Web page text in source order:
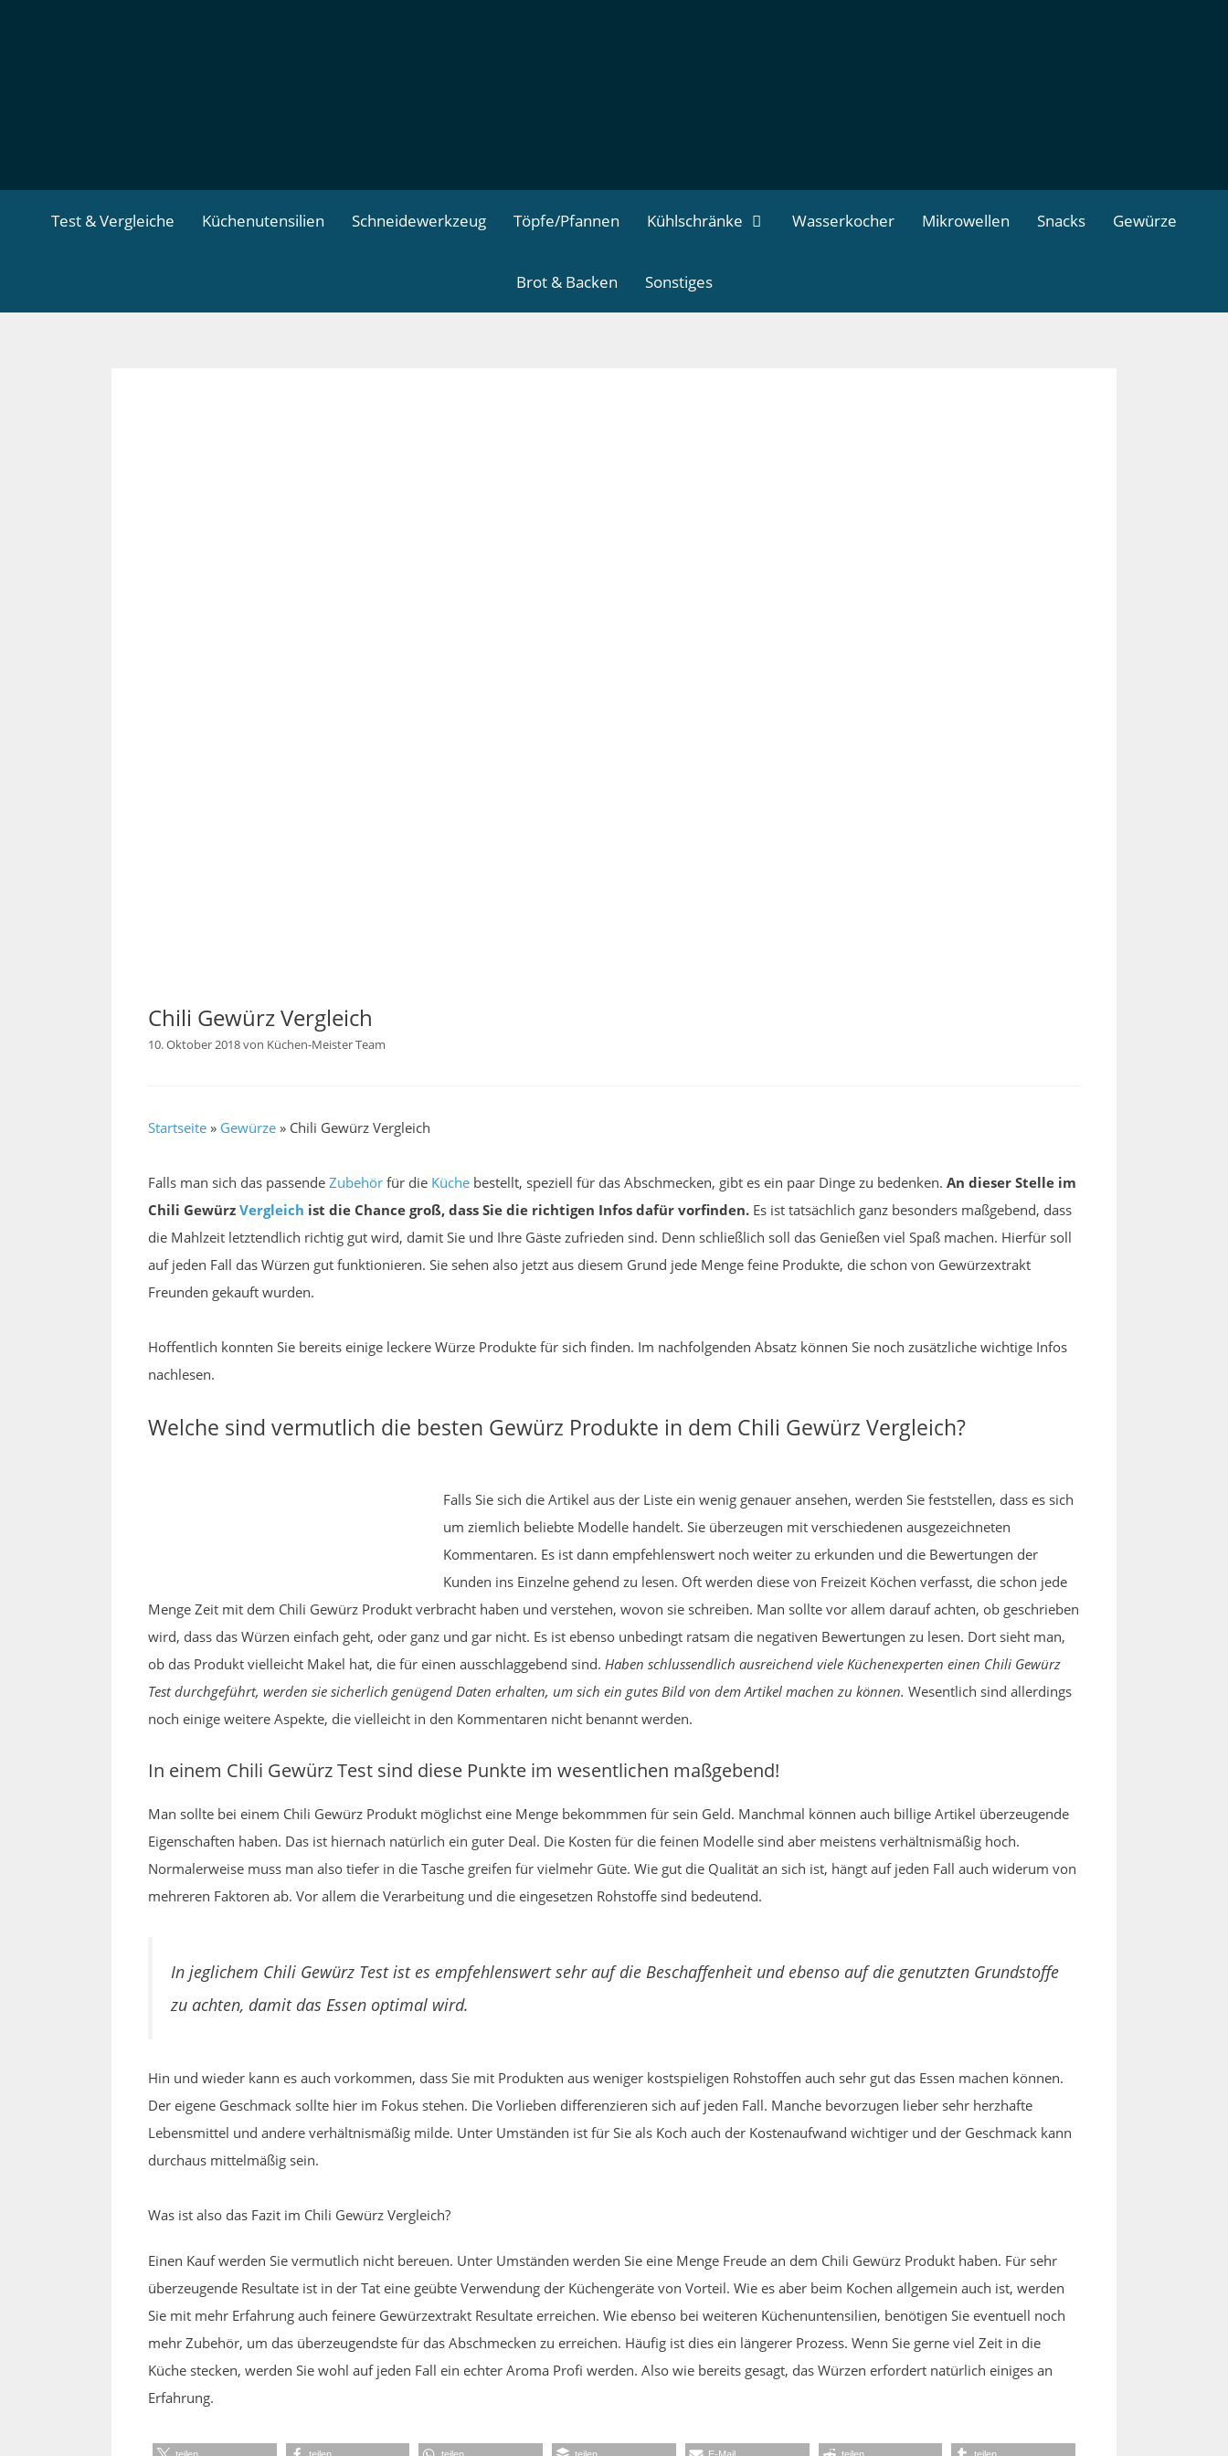
Test & Vergleiche Küchenutensilien Schneidewerkzeug Töpfe/Pfannen Kühlschränke Wasserkocher Mikrowellen Snacks Gewürze
Brot & Backen Sonstiges
Chili Gewürz Vergleich
10. Oktober 2018von Küchen-Meister Team
Startseite » Gewürze » Chili Gewürz Vergleich
Falls man sich das passende Zubehör für die Küche bestellt, speziell für das Abschmecken, gibt es ein paar Dinge zu bedenken. An dieser Stelle im
Chili Gewürz Vergleich ist die Chance groß, dass Sie die richtigen Infos dafür vorfinden. Es ist tatsächlich ganz besonders maßgebend, dass
die Mahlzeit letztendlich richtig gut wird, damit Sie und Ihre Gäste zufrieden sind. Denn schließlich soll das Genießen viel Spaß machen. Hierfür soll
auf jeden Fall das Würzen gut funktionieren. Sie sehen also jetzt aus diesem Grund jede Menge feine Produkte, die schon von Gewürzextrakt
Freunden gekauft wurden.
Hoffentlich konnten Sie bereits einige leckere Würze Produkte für sich finden. Im nachfolgenden Absatz können Sie noch zusätzliche wichtige Infos
nachlesen.
Welche sind vermutlich die besten Gewürz Produkte in dem Chili Gewürz Vergleich?
Falls Sie sich die Artikel aus der Liste ein wenig genauer ansehen, werden Sie feststellen, dass es sich
um ziemlich beliebte Modelle handelt. Sie überzeugen mit verschiedenen ausgezeichneten
Kommentaren. Es ist dann empfehlenswert noch weiter zu erkunden und die Bewertungen der
Kunden ins Einzelne gehend zu lesen. Oft werden diese von Freizeit Köchen verfasst, die schon jede
Menge Zeit mit dem Chili Gewürz Produkt verbracht haben und verstehen, wovon sie schreiben. Man sollte vor allem darauf achten, ob geschrieben
wird, dass das Würzen einfach geht, oder ganz und gar nicht. Es ist ebenso unbedingt ratsam die negativen Bewertungen zu lesen. Dort sieht man,
ob das Produkt vielleicht Makel hat, die für einen ausschlaggebend sind. Haben schlussendlich ausreichend viele Küchenexperten einen Chili Gewürz
Test durchgeführt, werden sie sicherlich genügend Daten erhalten, um sich ein gutes Bild von dem Artikel machen zu können. Wesentlich sind allerdings
noch einige weitere Aspekte, die vielleicht in den Kommentaren nicht benannt werden.
In einem Chili Gewürz Test sind diese Punkte im wesentlichen maßgebend!
Man sollte bei einem Chili Gewürz Produkt möglichst eine Menge bekommmen für sein Geld. Manchmal können auch billige Artikel überzeugende
Eigenschaften haben. Das ist hiernach natürlich ein guter Deal. Die Kosten für die feinen Modelle sind aber meistens verhältnismäßig hoch.
Normalerweise muss man also tiefer in die Tasche greifen für vielmehr Güte. Wie gut die Qualität an sich ist, hängt auf jeden Fall auch widerum von
mehreren Faktoren ab. Vor allem die Verarbeitung und die eingesetzen Rohstoffe sind bedeutend.
In jeglichem Chili Gewürz Test ist es empfehlenswert sehr auf die Beschaffenheit und ebenso auf die genutzten Grundstoffe
zu achten, damit das Essen optimal wird.
Hin und wieder kann es auch vorkommen, dass Sie mit Produkten aus weniger kostspieligen Rohstoffen auch sehr gut das Essen machen können.
Der eigene Geschmack sollte hier im Fokus stehen. Die Vorlieben differenzieren sich auf jeden Fall. Manche bevorzugen lieber sehr herzhafte
Lebensmittel und andere verhältnismäßig milde. Unter Umständen ist für Sie als Koch auch der Kostenaufwand wichtiger und der Geschmack kann
durchaus mittelmäßig sein.
Was ist also das Fazit im Chili Gewürz Vergleich?
Einen Kauf werden Sie vermutlich nicht bereuen. Unter Umständen werden Sie eine Menge Freude an dem Chili Gewürz Produkt haben. Für sehr
überzeugende Resultate ist in der Tat eine geübte Verwendung der Küchengeräte von Vorteil. Wie es aber beim Kochen allgemein auch ist, werden
Sie mit mehr Erfahrung auch feinere Gewürzextrakt Resultate erreichen. Wie ebenso bei weiteren Küchenuntensilien, benötigen Sie eventuell noch
mehr Zubehör, um das überzeugendste für das Abschmecken zu erreichen. Häufig ist dies ein längerer Prozess. Wenn Sie gerne viel Zeit in die
Küche stecken, werden Sie wohl auf jeden Fall ein echter Aroma Profi werden. Also wie bereits gesagt, das Würzen erfordert natürlich einiges an
Erfahrung.